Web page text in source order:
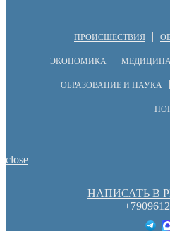
ПРОИСШЕСТВИЯ
ЭКОНОМИКА
ОБРАЗОВАНИЕ И НАУКА
close
НАПИСАТЬ В